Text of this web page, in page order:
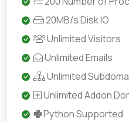
20MB/s Disk IO
Unlimited Visitors
Unlimited Emails
Unlimited
Unlimited Addon
Python Supported